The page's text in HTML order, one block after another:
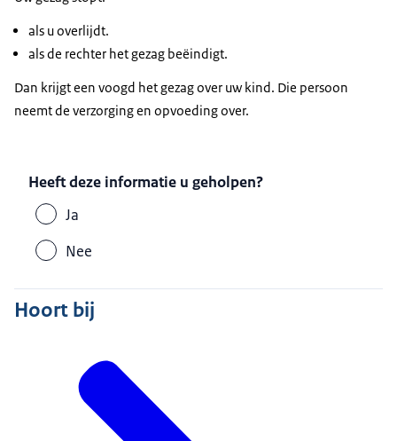
als u overlijdt.
als de rechter het gezag beëindigt.
Dan krijgt een voogd het gezag over uw kind. Die persoon
neemt de verzorging en opvoeding over.
Heeft deze informatie u geholpen?
Ja
Nee
Hoort bij